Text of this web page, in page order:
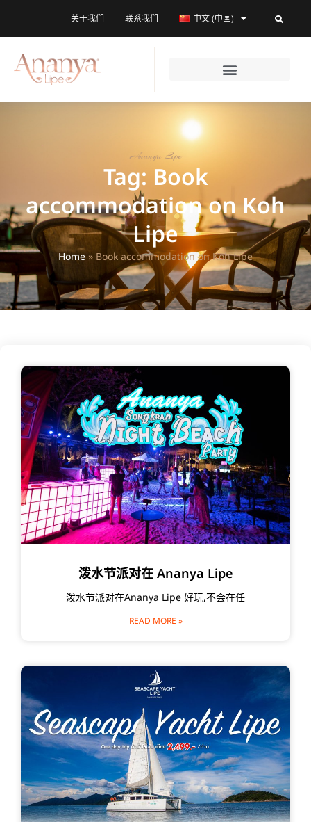
关于我们 联系我们 中文 (中国)
Ananya Lipe
Tag: Book
accommodation on Koh
Lipe
Home» Book accommodation on Koh Lipe
泼水节派对在 Ananya Lipe
泼水节派对在Ananya Lipe 好玩,不会在任
READ MORE »